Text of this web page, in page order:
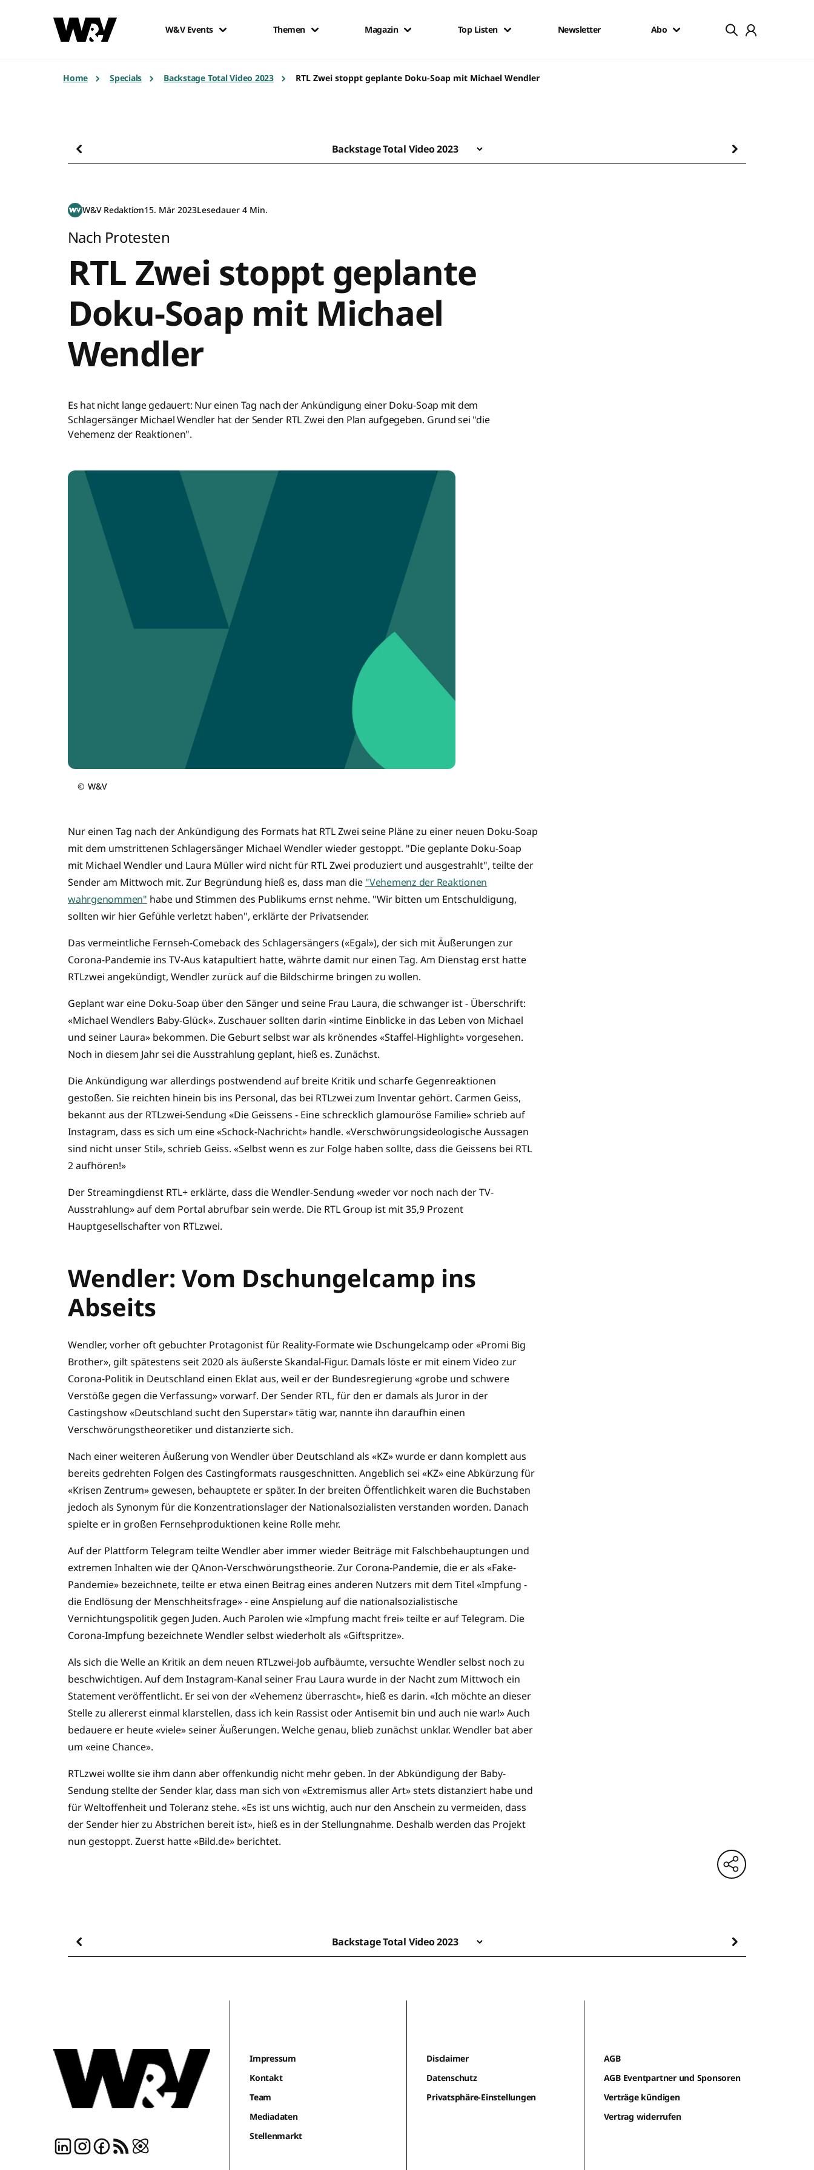
W&V Events Themen Magazin Top Listen Newsletter Abo
Home Specials Backstage Total Video 2023 RTL Zwei stoppt geplante Doku-Soap mit Michael Wendler
Backstage Total Video 2023
W&V Redaktion15. Mär 2023Lesedauer 4 Min.
Nach Protesten
RTL Zwei stoppt geplante
Doku-Soap mit Michael
Wendler
Es hat nicht lange gedauert: Nur einen Tag nach der Ankündigung einer Doku-Soap mit dem
Schlagersänger Michael Wendler hat der Sender RTL Zwei den Plan aufgegeben. Grund sei "die
Vehemenz der Reaktionen".
© W&V
Nur einen Tag nach der Ankündigung des Formats hat RTL Zwei seine Pläne zu einer neuen Doku-Soap
mit dem umstrittenen Schlagersänger Michael Wendler wieder gestoppt. "Die geplante Doku-Soap
mit Michael Wendler und Laura Müller wird nicht für RTL Zwei produziert und ausgestrahlt", teilte der
Sender am Mittwoch mit. Zur Begründung hieß es, dass man die "Vehemenz der Reaktionen
wahrgenommen" habe und Stimmen des Publikums ernst nehme. "Wir bitten um Entschuldigung,
sollten wir hier Gefühle verletzt haben", erklärte der Privatsender.
Das vermeintliche Fernseh-Comeback des Schlagersängers («Egal»), der sich mit Äußerungen zur
Corona-Pandemie ins TV-Aus katapultiert hatte, währte damit nur einen Tag. Am Dienstag erst hatte
RTLzwei angekündigt, Wendler zurück auf die Bildschirme bringen zu wollen.
Geplant war eine Doku-Soap über den Sänger und seine Frau Laura, die schwanger ist - Überschrift:
«Michael Wendlers Baby-Glück». Zuschauer sollten darin «intime Einblicke in das Leben von Michael
und seiner Laura» bekommen. Die Geburt selbst war als krönendes «Staffel-Highlight» vorgesehen.
Noch in diesem Jahr sei die Ausstrahlung geplant, hieß es. Zunächst.
Die Ankündigung war allerdings postwendend auf breite Kritik und scharfe Gegenreaktionen
gestoßen. Sie reichten hinein bis ins Personal, das bei RTLzwei zum Inventar gehört. Carmen Geiss,
bekannt aus der RTLzwei-Sendung «Die Geissens - Eine schrecklich glamouröse Familie» schrieb auf
Instagram, dass es sich um eine «Schock-Nachricht» handle. «Verschwörungsideologische Aussagen
sind nicht unser Stil», schrieb Geiss. «Selbst wenn es zur Folge haben sollte, dass die Geissens bei RTL
2 aufhören!»
Der Streamingdienst RTL+ erklärte, dass die Wendler-Sendung «weder vor noch nach der TV-
Ausstrahlung» auf dem Portal abrufbar sein werde. Die RTL Group ist mit 35,9 Prozent
Hauptgesellschafter von RTLzwei.
Wendler: Vom Dschungelcamp ins
Abseits
Wendler, vorher oft gebuchter Protagonist für Reality-Formate wie Dschungelcamp oder «Promi Big
Brother», gilt spätestens seit 2020 als äußerste Skandal-Figur. Damals löste er mit einem Video zur
Corona-Politik in Deutschland einen Eklat aus, weil er der Bundesregierung «grobe und schwere
Verstöße gegen die Verfassung» vorwarf. Der Sender RTL, für den er damals als Juror in der
Castingshow «Deutschland sucht den Superstar» tätig war, nannte ihn daraufhin einen
Verschwörungstheoretiker und distanzierte sich.
Nach einer weiteren Äußerung von Wendler über Deutschland als «KZ» wurde er dann komplett aus
bereits gedrehten Folgen des Castingformats rausgeschnitten. Angeblich sei «KZ» eine Abkürzung für
«Krisen Zentrum» gewesen, behauptete er später. In der breiten Öffentlichkeit waren die Buchstaben
jedoch als Synonym für die Konzentrationslager der Nationalsozialisten verstanden worden. Danach
spielte er in großen Fernsehproduktionen keine Rolle mehr.
Auf der Plattform Telegram teilte Wendler aber immer wieder Beiträge mit Falschbehauptungen und
extremen Inhalten wie der QAnon-Verschwörungstheorie. Zur Corona-Pandemie, die er als «Fake-
Pandemie» bezeichnete, teilte er etwa einen Beitrag eines anderen Nutzers mit dem Titel «Impfung -
die Endlösung der Menschheitsfrage» - eine Anspielung auf die nationalsozialistische
Vernichtungspolitik gegen Juden. Auch Parolen wie «Impfung macht frei» teilte er auf Telegram. Die
Corona-Impfung bezeichnete Wendler selbst wiederholt als «Giftspritze».
Als sich die Welle an Kritik an dem neuen RTLzwei-Job aufbäumte, versuchte Wendler selbst noch zu
beschwichtigen. Auf dem Instagram-Kanal seiner Frau Laura wurde in der Nacht zum Mittwoch ein
Statement veröffentlicht. Er sei von der «Vehemenz überrascht», hieß es darin. «Ich möchte an dieser
Stelle zu allererst einmal klarstellen, dass ich kein Rassist oder Antisemit bin und auch nie war!» Auch
bedauere er heute «viele» seiner Äußerungen. Welche genau, blieb zunächst unklar. Wendler bat aber
um «eine Chance».
RTLzwei wollte sie ihm dann aber offenkundig nicht mehr geben. In der Abkündigung der Baby-
Sendung stellte der Sender klar, dass man sich von «Extremismus aller Art» stets distanziert habe und
für Weltoffenheit und Toleranz stehe. «Es ist uns wichtig, auch nur den Anschein zu vermeiden, dass
der Sender hier zu Abstrichen bereit ist», hieß es in der Stellungnahme. Deshalb werden das Projekt
nun gestoppt. Zuerst hatte «Bild.de» berichtet.
Backstage Total Video 2023
Impressum
Kontakt
Team
Mediadaten
Stellenmarkt
Disclaimer
Datenschutz
Privatsphäre-Einstellungen
AGB
AGB Eventpartner und Sponsoren
Verträge kündigen
Vertrag widerrufen